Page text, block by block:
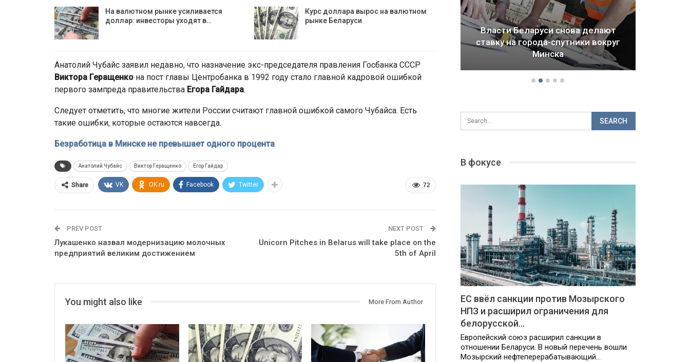
На валютном рынке усиливается
доллар: инвесторы уходят в…
Курс доллара вырос на валютном
рынке Беларуси
Анатолий Чубайс заявил недавно, что назначение экс-председателя правления Госбанка СССР
Виктора Геращенко на пост главы Центробанка в 1992 году стало главной кадровой ошибкой
первого зампреда правительства Егора Гайдара.
Следует отметить, что многие жители России считают главной ошибкой самого Чубайса. Есть
такие ошибки, которые остаются навсегда.
Безработица в Минске не превышает одного процента
Анатолий Чубайс Виктор Геращенко Егор Гайдар
72
Share VK OK.ru Facebook Twitter
PREV POST
Лукашенко назвал модернизацию молочных
предприятий великим достижением
NEXT POST
Unicorn Pitches in Belarus will take place on the
5th of April
You might also like More From Author
80% вкладчиков ВТБ Банка старше
Власти Беларуси снова делают
ставку на города-спутники вокруг
Минска
В фокусе
ЕС ввёл санкции против Мозырского
НПЗ и расширил ограничения для
белорусской…
Европейский союз расширил санкции в
отношении Беларуси. В новый перечень вошли
Мозырский нефтеперерабатывающий…